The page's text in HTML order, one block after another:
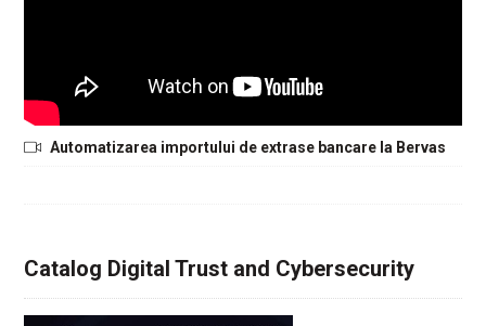
Automatizarea importului de extrase bancare la Bervas
Catalog Digital Trust and Cybersecurity